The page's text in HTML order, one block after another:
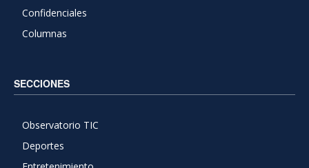
Confidenciales
Columnas
SECCIONES
Observatorio TIC
Deportes